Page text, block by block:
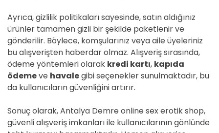
Ayrıca, gizlilik politikaları sayesinde, satın aldığınız
ürünler tamamen gizli bir şekilde paketlenir ve
gönderilir. Böylece, komşularınız veya aile üyeleriniz
bu alışverişten haberdar olmaz. Alışveriş sırasında,
ödeme yöntemleri olarak kredi kartı, kapıda
ödemeve havalegibi seçenekler sunulmaktadır, bu
da kullanıcıların güvenliğini artırır.
Sonuç olarak, Antalya Demre online sex erotik shop,
güvenli alışveriş imkanları ile kullanıcılarının gönlünde